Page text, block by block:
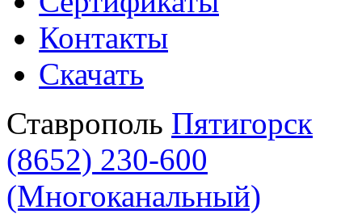
Контакты
Скачать
Ставрополь Пятигорск
(8652) 230-600
(Многоканальный)